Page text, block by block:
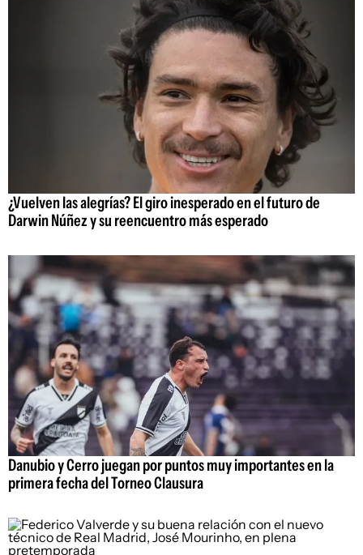
¿Vuelven las alegrías? El giro inesperado en el futuro de
Darwin Núñez y su reencuentro más esperado
Danubio y Cerro juegan por puntos muy importantes en la
primera fecha del Torneo Clausura